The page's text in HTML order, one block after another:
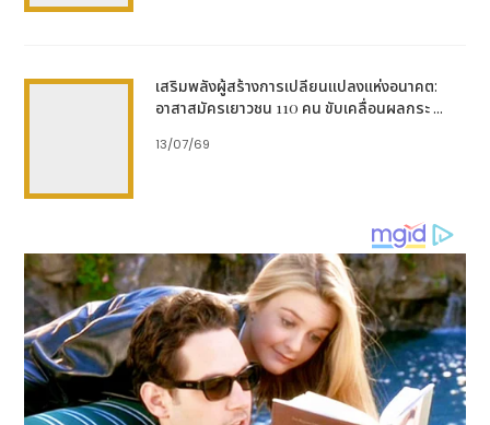
เสริมพลังผู้สร้างการเปลี่ยนแปลงแห่งอนาคต:
อาสาสมัครเยาวชน 110 คน ขับเคลื่อนผลกระ ...
13/07/69